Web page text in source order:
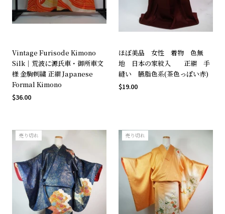
Vintage Furisode Kimono
Silk｜荒波に源氏車・御所車文
様 金駒刺繍 正絹 Japanese
Formal Kimono
$36.00
ほぼ美品 女性 着物 色無
地 日本の家紋入 正絹 手
縫い 臙脂色系(茶色っぽい赤)
$19.00
売り切れ 売り切れ